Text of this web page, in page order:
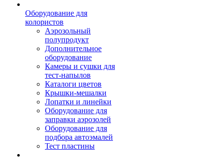
Оборудование для
колористов
Аэрозольный
полупродукт
Дополнительное
оборудование
Камеры и сушки для
тест-напылов
Каталоги цветов
Крышки-мешалки
Лопатки и линейки
Оборудование для
заправки аэрозолей
Оборудование для
подбора автоэмалей
Тест пластины